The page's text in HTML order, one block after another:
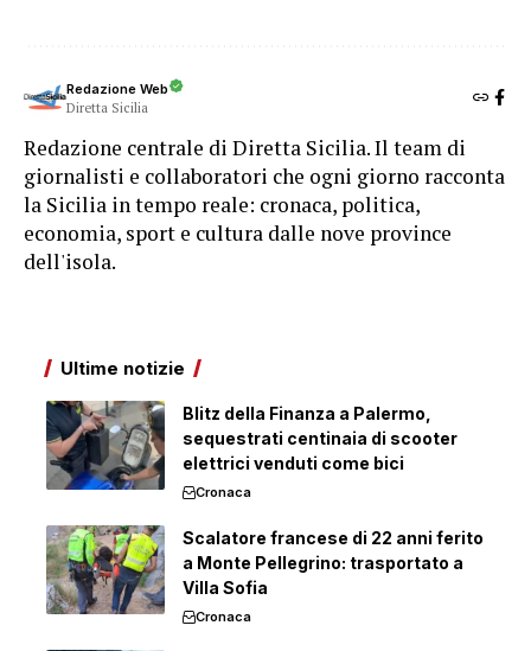
Redazione Web
Diretta Sicilia
Redazione centrale di Diretta Sicilia. Il team di
giornalisti e collaboratori che ogni giorno racconta
la Sicilia in tempo reale: cronaca, politica,
economia, sport e cultura dalle nove province
dell'isola.
Ultime notizie
Blitz della Finanza a Palermo,
sequestrati centinaia di scooter
elettrici venduti come bici
Cronaca
Scalatore francese di 22 anni ferito
a Monte Pellegrino: trasportato a
Villa Sofia
Cronaca